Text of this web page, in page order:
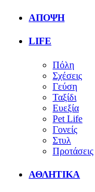
ΑΠΟΨΗ
LIFE
Πόλη
Σχέσεις
Γεύση
Ταξίδι
Ευεξία
Pet Life
Γονείς
Στυλ
Προτάσεις
ΑΘΛΗΤΙΚΑ